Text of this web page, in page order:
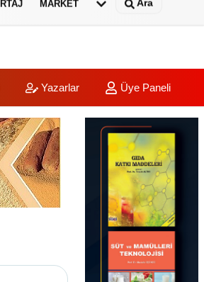
MARKET Ara
Yazarlar Üye Paneli